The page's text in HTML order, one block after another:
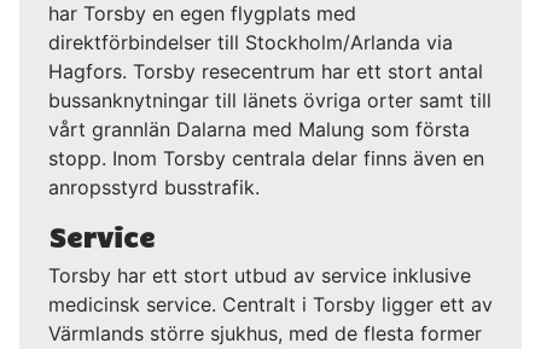
har Torsby en egen flygplats med
direktförbindelser till Stockholm/Arlanda via
Hagfors. Torsby resecentrum har ett stort antal
bussanknytningar till länets övriga orter samt till
vårt grannlän Dalarna med Malung som första
stopp. Inom Torsby centrala delar finns även en
anropsstyrd busstrafik.
Service
Torsby har ett stort utbud av service inklusive
medicinsk service. Centralt i Torsby ligger ett av
Värmlands större sjukhus, med de flesta former